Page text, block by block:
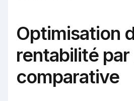
Optimisation
rentabilité par
comparative